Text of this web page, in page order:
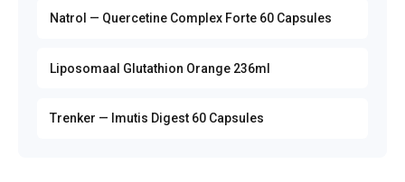
Natrol — Quercetine Complex Forte 60 Capsules
Liposomaal Glutathion Orange 236ml
Trenker — Imutis Digest 60 Capsules